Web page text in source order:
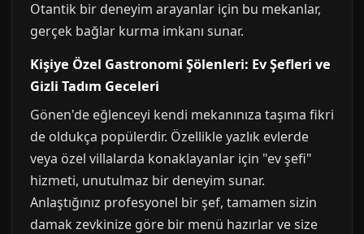
Otantik bir deneyim arayanlar için bu mekanlar,
gerçek bağlar kurma imkanı sunar.
Kişiye Özel Gastronomi Şölenleri: Ev Şefleri ve
Gizli Tadım Geceleri
Gönen'de eğlenceyi kendi mekanınıza taşıma fikri
de oldukça popülerdir. Özellikle yazlık evlerde
veya özel villalarda konaklayanlar için "ev şefi"
hizmeti, unutulmaz bir deneyim sunar.
Anlaştığınız profesyonel bir şef, tamamen sizin
damak zevkinize göre bir menü hazırlar ve size